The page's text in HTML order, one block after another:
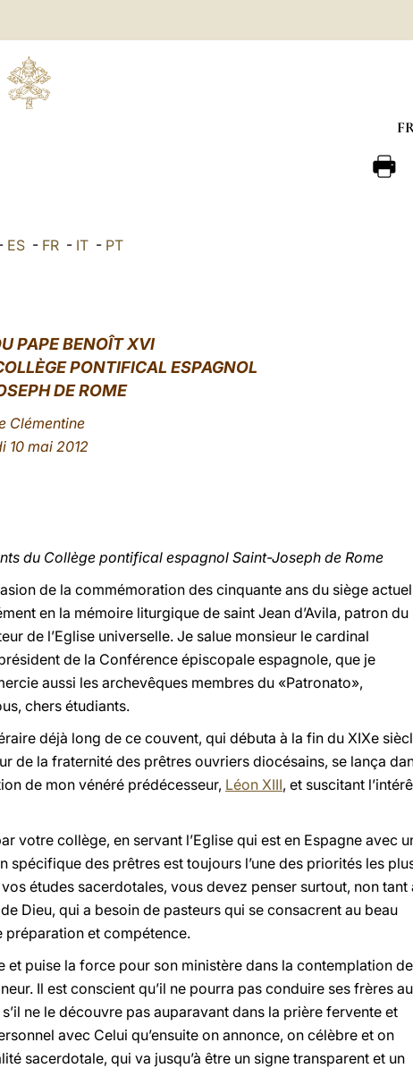
ES - FR - IT - PT
PAPE BENOÎT XVI
PONTIFICAL ESPAGNOL
DE ROME
Clémentine
10 mai 2012
du Collège pontifical espagnol Saint-Joseph de Rome
de la commémoration des cinquante ans du siège actuel
en la mémoire liturgique de saint Jean d’Avila, patron du
de l’Eglise universelle. Je salue monsieur le cardinal
de la Conférence épiscopale espagnole, que je
aussi les archevêques membres du «Patronato»,
chers étudiants.
déjà long de ce couvent, qui débuta à la fin du XIXe
de la fraternité des prêtres ouvriers diocésains, se lança
de mon vénéré prédécesseur, Léon XIII, et suscitant
votre collège, en servant l’Eglise qui est en Espagne avec
des prêtres est toujours l’une des priorités les
études sacerdotales, vous devez penser surtout, non tant
Dieu, qui a besoin de pasteurs qui se consacrent au beau
préparation et compétence.
puise la force pour son ministère dans la contemplation de
Il est conscient qu’il ne pourra pas conduire ses frères au
ne le découvre pas auparavant dans la prière fervente et
avec Celui qu’ensuite on annonce, on célèbre et on
sacerdotale, qui va jusqu’à être un signe transparent et un